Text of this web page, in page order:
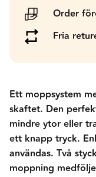
Order
Fria
Ett moppsystem
skaftet. Den
mindre ytor eller
ett knapp tryck.
användas. Två
moppning